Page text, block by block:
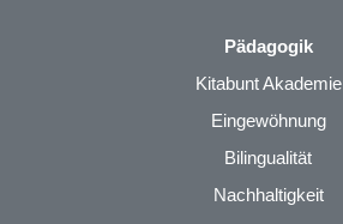
Pädagogik
Kitabunt Akademie
Eingewöhnung
Bilingualität
Nachhaltigkeit